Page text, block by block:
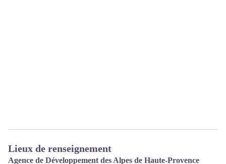
Lieux de renseignement
Agence de Développement des Alpes de Haute-Provence